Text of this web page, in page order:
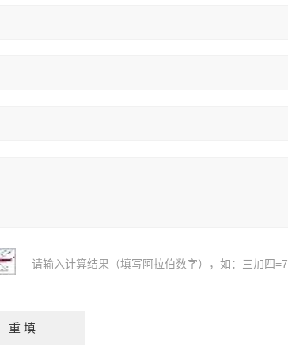
请输入计算结果（填写阿拉伯数字），如：三加四=7